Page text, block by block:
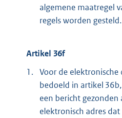
algemene maatregel
regels worden gesteld.
Artikel 36f
1. Voor de elektronische
bedoeld in artikel
een bericht gezonden
elektronisch adres dat